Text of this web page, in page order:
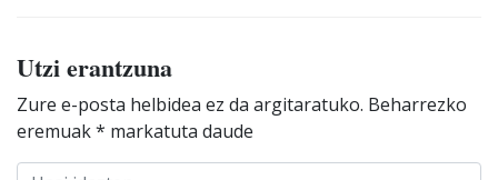
Utzi erantzuna
Zure e-posta helbidea ez da argitaratuko. Beharrezko
eremuak* markatuta daude